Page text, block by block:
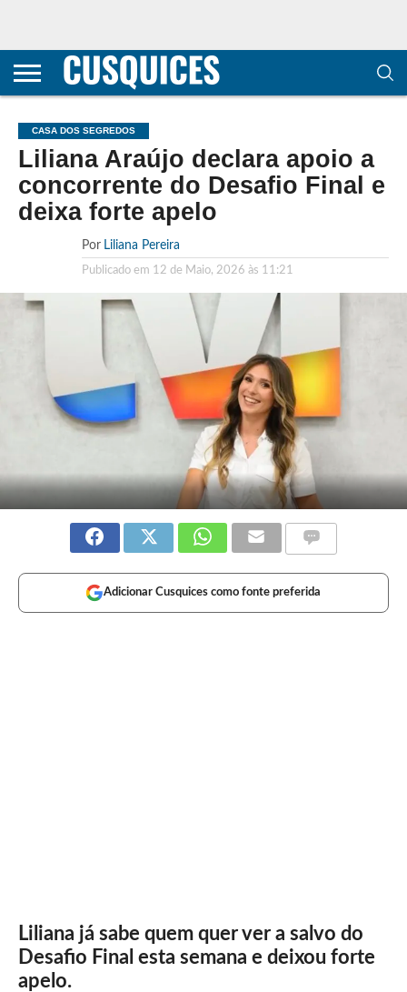
CONTACTOS
HOME
POLÍTICA DE
E COOKIES
SOBRE
TERMOS E
TRANSPARÊNCIA
METODOLOGIA
CASA DOS SEGREDOS
Liliana Araújo declara apoio a
concorrente do Desafio Final e
deixa forte apelo
Por Liliana Pereira
Publicado em 12 de Maio, 2026 às 11:21
Adicionar Cusquices como fonte preferida
Liliana já sabe quem quer ver a salvo do
Desafio Final esta semana e deixou forte
apelo.